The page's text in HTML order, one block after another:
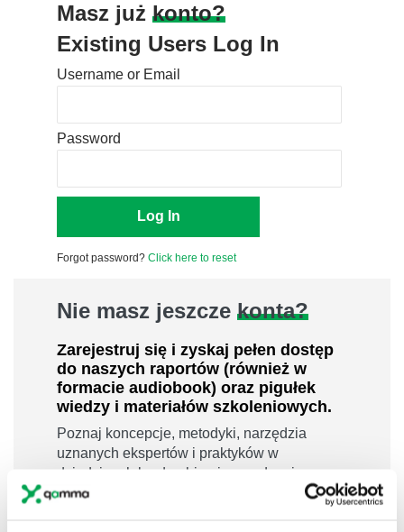
Masz już konto?
Existing Users Log In
Username or Email
Password
Forgot password? Click here to reset
Nie masz jeszcze konta?
Zarejestruj się i zyskaj pełen dostęp
do naszych raportów (również w
formacie audiobook) oraz pigułek
wiedzy i materiałów szkoleniowych.
Poznaj koncepcje, metodyki, narzędzia
uznanych ekspertów i praktyków w
dziedzinach leadershipu i zarządzania,
sprzedaży, zarządzania projektami czy